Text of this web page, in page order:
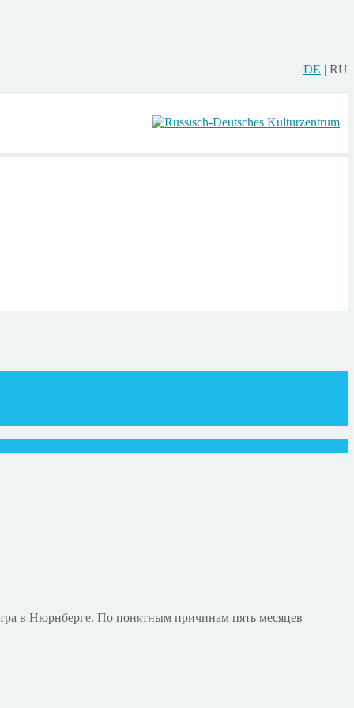
DE | RU
в Нюрнберге. По понятным причинам пять месяцев